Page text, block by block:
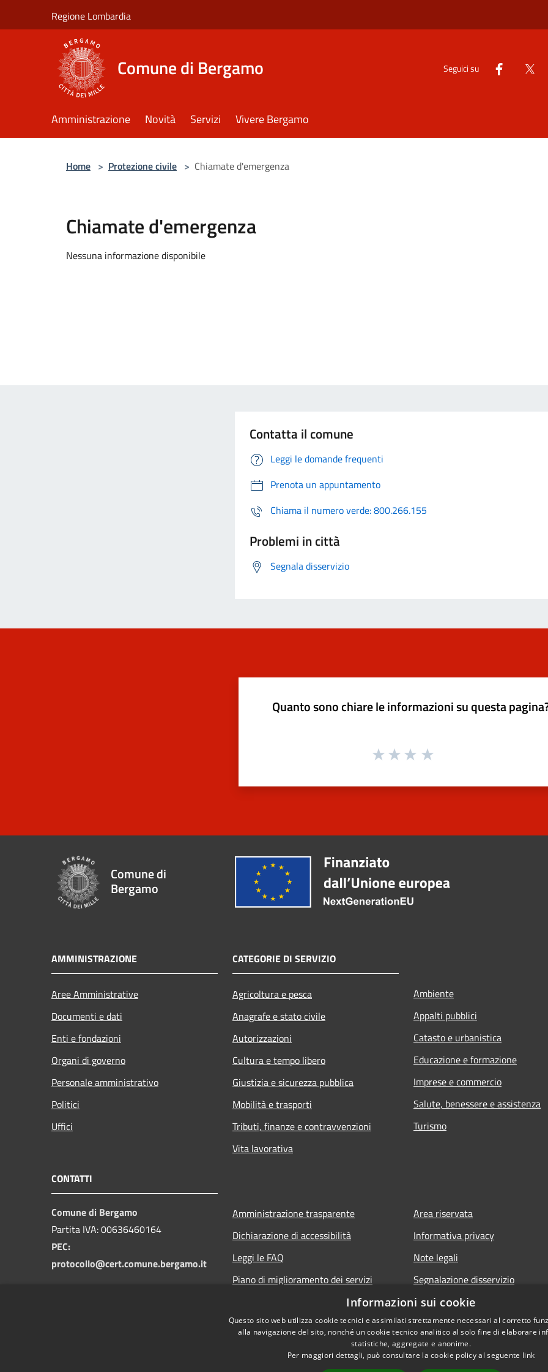
Regione Lombardia
Comune di Bergamo Seguici su
Amministrazione Novità Servizi Vivere Bergamo
Home > Protezione civile > Chiamate d'emergenza
Chiamate d'emergenza
Nessuna informazione disponibile
Contatta il comune
Leggi le domande frequenti
Prenota un appuntamento
Chiama il numero verde: 800.266.155
Problemi in città
Segnala disservizio
Quanto sono chiare le informazioni su questa
Comune di
Bergamo
AMMINISTRAZIONE
Aree Amministrative
Documenti e dati
Enti e fondazioni
Organi di governo
Personale amministrativo
Politici
Uffici
CATEGORIE DI SERVIZIO
Agricoltura e pesca
Anagrafe e stato civile
Autorizzazioni
Cultura e tempo libero
Giustizia e sicurezza pubblica
Mobilità e trasporti
Tributi, finanze e contravvenzioni
Vita lavorativa
Ambiente
Appalti pubblici
Catasto e urbanistica
Educazione e formazione
Imprese e commercio
Salute, benessere e assistenza
Turismo
CONTATTI
Comune di Bergamo
Partita IVA: 00636460164
PEC:
protocollo@cert.comune.bergamo.it
Amministrazione trasparente
Dichiarazione di accessibilità
Leggi le FAQ
Piano di miglioramento dei servizi
Prenotazione appuntamento
Area riservata
Informativa privacy
Note legali
Segnalazione disservizio
Informazioni sui cookie
Questo sito web utilizza cookie tecnici e assimilati strettamente necessari al corretto
alla navigazione del sito, nonché un cookie tecnico analitico al solo fine di elaborare
statistiche, aggregate e anonime.
Per maggiori dettagli, può consultare la cookie policy al seguente link